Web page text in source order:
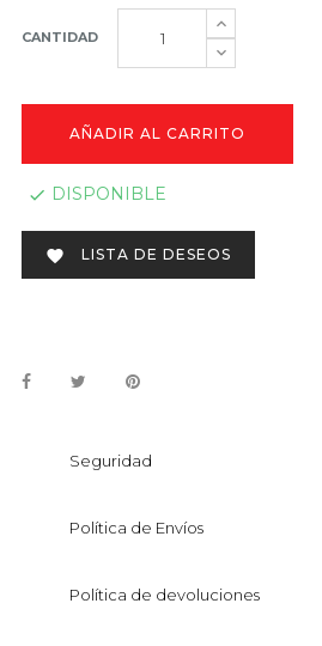
CANTIDAD
AÑADIR AL CARRITO
 DISPONIBLE
 LISTA DE DESEOS
Seguridad
Política de Envíos
Política de devoluciones